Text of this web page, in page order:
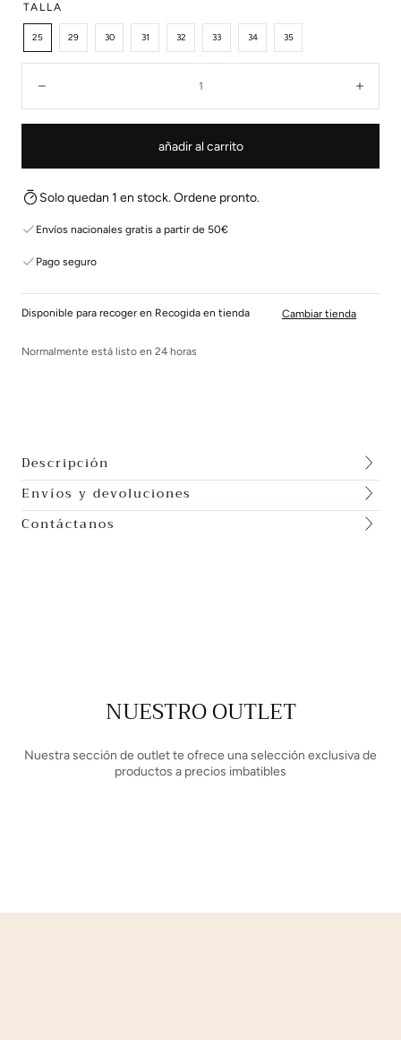
TALLA
25 29 30 31 32 33 34 35
añadir al carrito
Solo quedan 1 en stock. Ordene pronto.
Envíos nacionales gratis a partir de 50€
Pago seguro
Disponible para recoger en Recogida en tienda
Normalmente está listo en 24 horas
Cambiar tienda
Descripción
Envíos y devoluciones
Contáctanos
NUESTRO OUTLET
Nuestra sección de outlet te ofrece una selección exclusiva de
productos a precios imbatibles